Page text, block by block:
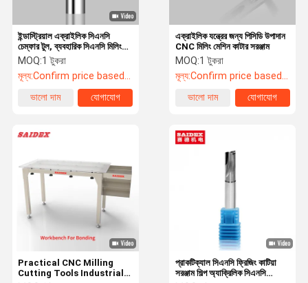
বাড়ি পণ্য কারখানা পরিদর্শন
এক্রাইলিক যন্ত্রের জন্য পিসিডি উপাদান
CNC মিলিং মেশিন কাটার সরঞ্জাম
MOQ:1 টুকরা
মূল্য:Confirm price based on product
ভালো দাম
যোগাযোগ
ইন্ডাস্ট্রিয়াল এক্রাইলিক সিএনসি
চেম্ফার টুল, ব্যবহারিক সিএনসি মিলিং
কাটিং টুল
MOQ:1 টুকরা
মূল্য:Confirm price based on product
ভালো দাম
যোগাযোগ
প্রাকটিক্যাল সিএনসি ফ্রিজিং কাটিয়া
সরঞ্জাম শিল্প অ্যাক্রিলিক সিএনসি
Practical CNC Milling
Cutting Tools Industrial